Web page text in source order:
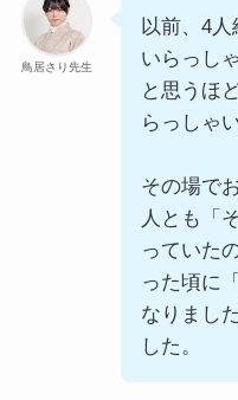
鳥居さり先生
以前、4
いらっし
と思うほ
らっしゃ
その場で
人とも「
っていた
った頃に
なりまし
した。